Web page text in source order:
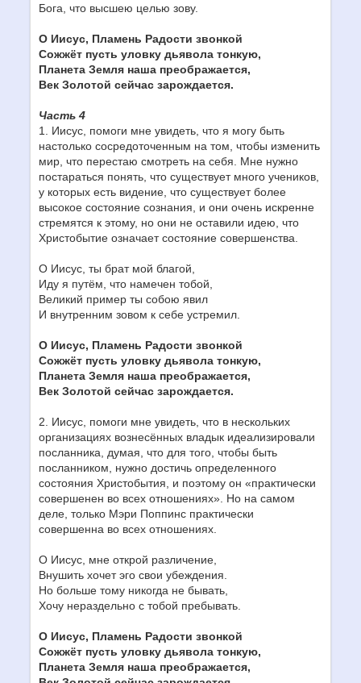
Бога, что высшею целью зову.
О Иисус, Пламень Радости звонкой
Сожжёт пусть уловку дьявола тонкую,
Планета Земля наша преображается,
Век Золотой сейчас зарождается.
Часть 4
1. Иисус, помоги мне увидеть, что я могу быть
настолько сосредоточенным на том, чтобы изменить
мир, что перестаю смотреть на себя. Мне нужно
постараться понять, что существует много учеников,
у которых есть видение, что существует более
высокое состояние сознания, и они очень искренне
стремятся к этому, но они не оставили идею, что
Христобытие означает состояние совершенства.
О Иисус, ты брат мой благой,
Иду я путём, что намечен тобой,
Великий пример ты собою явил
И внутренним зовом к себе устремил.
О Иисус, Пламень Радости звонкой
Сожжёт пусть уловку дьявола тонкую,
Планета Земля наша преображается,
Век Золотой сейчас зарождается.
2. Иисус, помоги мне увидеть, что в нескольких
организациях вознесённых владык идеализировали
посланника, думая, что для того, чтобы быть
посланником, нужно достичь определенного
состояния Христобытия, и поэтому он «практически
совершенен во всех отношениях». Но на самом
деле, только Мэри Поппинс практически
совершенна во всех отношениях.
О Иисус, мне открой различение,
Внушить хочет эго свои убеждения.
Но больше тому никогда не бывать,
Хочу нераздельно с тобой пребывать.
О Иисус, Пламень Радости звонкой
Сожжёт пусть уловку дьявола тонкую,
Планета Земля наша преображается,